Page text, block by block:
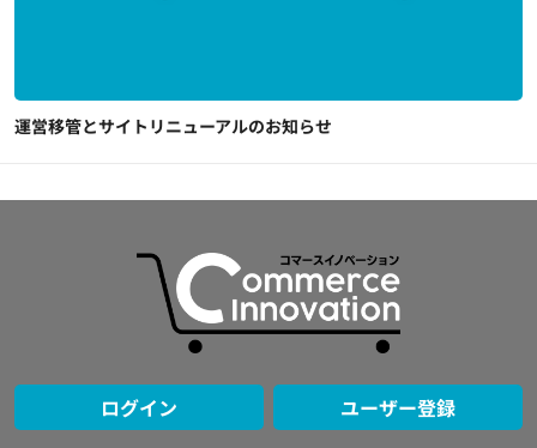
運営移管とサイトリニューアルのお知らせ
ログイン ユーザー登録